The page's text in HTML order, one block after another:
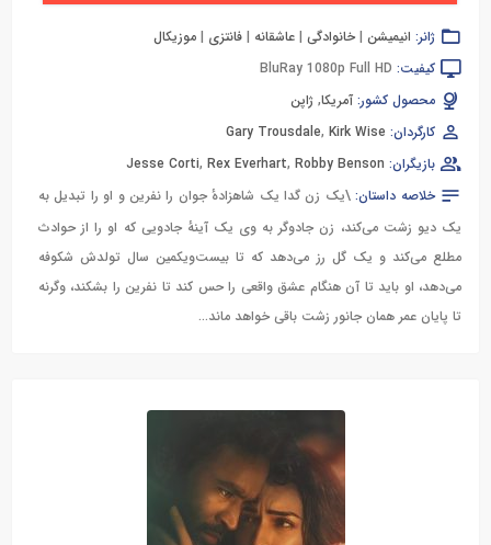
ژانر: انیمیشن | خانوادگی | عاشقانه | فانتزی | موزیکال
کیفیت: BluRay 1080p Full HD
محصول کشور: آمریکا, ژاپن
کارگردان:
Gary Trousdale, Kirk Wise
بازیگران:
Jesse Corti, Rex Everhart, Robby Benson
خلاصه داستان:\یک زن گدا یک شاهزادهٔ جوان را نفرین و او را تبدیل به
یک دیو زشت می‌کند، زن جادوگر به وی یک آینهٔ جادویی که او را از حوادث
مطلع می‌کند و یک گل رز می‌دهد که تا بیست‌ویکمین سال تولدش شکوفه
می‌دهد، او باید تا آن هنگام عشق واقعی را حس کند تا نفرین را بشکند، وگرنه
تا پایان عمر همان جانور زشت باقی خواهد ماند…